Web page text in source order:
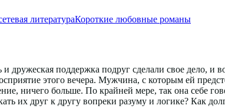
литератураКороткие любовные романы
поддержка подруг сделали свое дело, и
этого вечера. Мужчина, с которым ей
ничего больше. По крайней мере, так она себе
их друг к другу вопреки разуму и логике? Как